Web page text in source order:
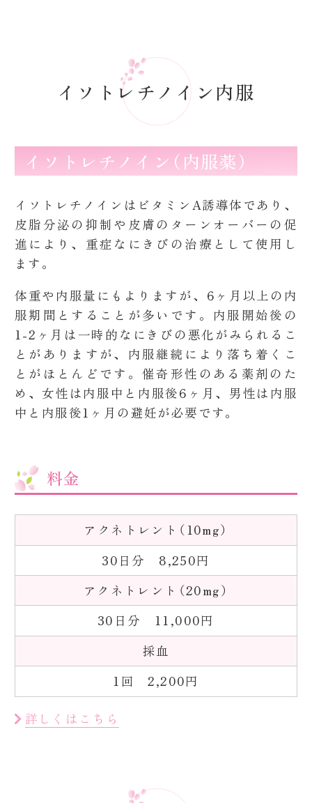
イソトレチノイン内服
イソトレチノイン（内服薬）
イソトレチノインはビタミンA誘導体であり、
皮脂分泌の抑制や皮膚のターンオーバーの促
進により、重症なにきびの治療として使用し
ます。
体重や内服量にもよりますが、6ヶ月以上の内
服期間とすることが多いです。内服開始後の
1-2ヶ月は一時的なにきびの悪化がみられるこ
とがありますが、内服継続により落ち着くこ
とがほとんどです。催奇形性のある薬剤のた
め、女性は内服中と内服後6ヶ月、男性は内服
中と内服後1ヶ月の避妊が必要です。
料金
アクネトレント（10mg）
30日分 8,250円
アクネトレント（20mg）
30日分 11,000円
採血
1回 2,200円
詳しくはこちら